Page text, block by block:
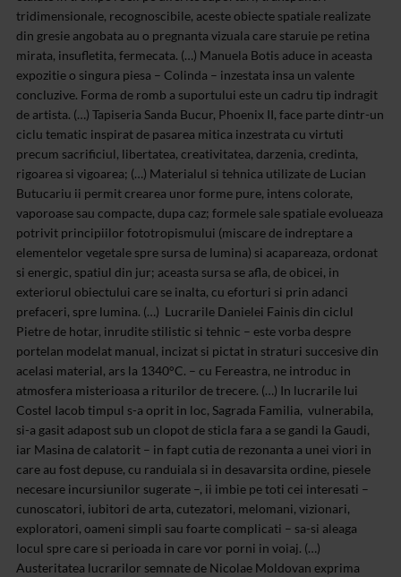
tridimensionale, recognoscibile, aceste obiecte spatiale realizate
din gresie angobata au o pregnanta vizuala care staruie pe retina
mirata, insufletita, fermecata. (…) Manuela Botis aduce in aceasta
expozitie o singura piesa – Colinda – inzestata insa un valente
concluzive. Forma de romb a suportului este un cadru tip indragit
de artista. (…) Tapiseria Sanda Bucur, Phoenix II, face parte dintr-un
ciclu tematic inspirat de pasarea mitica inzestrata cu virtuti
precum sacrificiul, libertatea, creativitatea, darzenia, credinta,
rigoarea si vigoarea; (…) Materialul si tehnica utilizate de Lucian
Butucariu ii permit crearea unor forme pure, intens colorate,
vaporoase sau compacte, dupa caz; formele sale spatiale evolueaza
potrivit principiilor fototropismului (miscare de indreptare a
elementelor vegetale spre sursa de lumina) si acapareaza, ordonat
si energic, spatiul din jur; aceasta sursa se afla, de obicei, in
exteriorul obiectului care se inalta, cu eforturi si prin adanci
prefaceri, spre lumina. (…) Lucrarile Danielei Fainis din ciclul
Pietre de hotar, inrudite stilistic si tehnic – este vorba despre
portelan modelat manual, incizat si pictat in straturi succesive din
acelasi material, ars la 1340°C. – cu Fereastra, ne introduc in
atmosfera misterioasa a riturilor de trecere. (…) In lucrarile lui
Costel Iacob timpul s-a oprit in loc, Sagrada Familia, vulnerabila,
si-a gasit adapost sub un clopot de sticla fara a se gandi la Gaudi,
iar Masina de calatorit – in fapt cutia de rezonanta a unei viori in
care au fost depuse, cu randuiala si in desavarsita ordine, piesele
necesare incursiunilor sugerate –, ii imbie pe toti cei interesati –
cunoscatori, iubitori de arta, cutezatori, melomani, vizionari,
exploratori, oameni simpli sau foarte complicati – sa-si aleaga
locul spre care si perioada in care vor porni in voiaj. (…)
Austeritatea lucrarilor semnate de Nicolae Moldovan exprima